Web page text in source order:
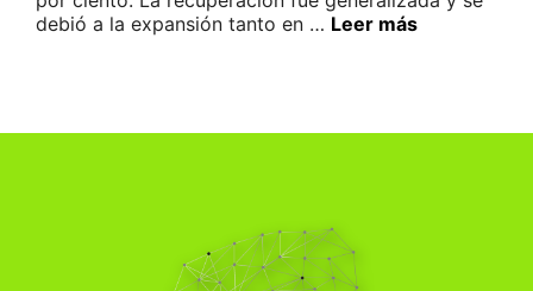
debió a la expansión tanto en … Leer más